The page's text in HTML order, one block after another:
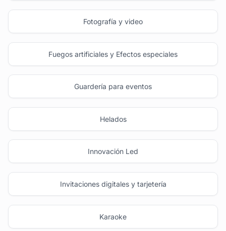
Fotografía y video
Fuegos artificiales y Efectos especiales
Guardería para eventos
Helados
Innovación Led
Invitaciones digitales y tarjetería
Karaoke